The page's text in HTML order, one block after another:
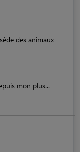
des animaux
mon plus...